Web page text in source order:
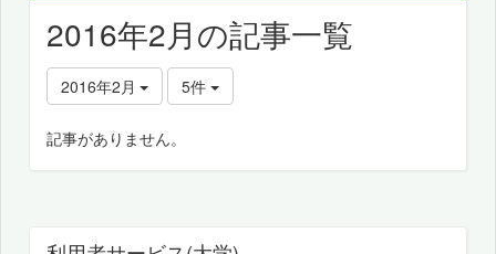
2016年2月の記事一覧
2016年2月 5件
記事がありません。